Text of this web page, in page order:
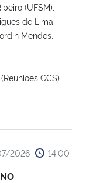
(UFSM);
de Lima
Mendes,
CCS)
2026 14:00